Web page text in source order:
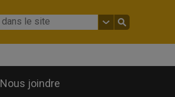
Nous joindre